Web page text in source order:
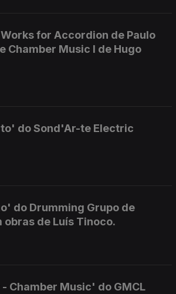
for Accordion de Paulo
Chamber Music I de Hugo
do Sond'Ar-te Electric
do Drumming Grupo de
obras de Luís Tinoco.
- Chamber Music' do GMCL